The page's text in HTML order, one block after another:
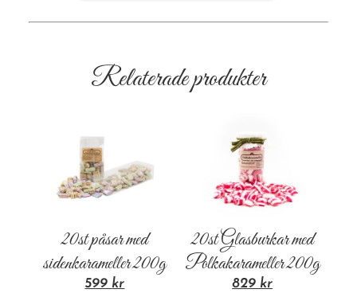
Relaterade produkter
20st påsar med
sidenkarameller 200g
599 kr
20st Glasburkar med
Polkakarameller 200g
829 kr